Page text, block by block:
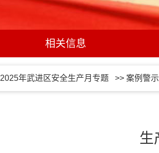
相关信息
2025年武进区安全生产月专题 >> 案例警示
生